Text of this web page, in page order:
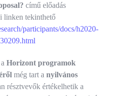
című előadás
linken tekinthető
participants/docs/h2020-
Horizont programok
még tart a nyilvános
résztvevők értékelhetik a